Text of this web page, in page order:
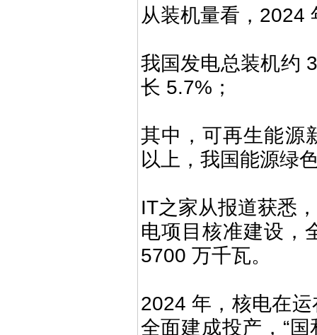
从装机量看，2024
我国发电总装机约
长 5.7%；
其中，可再生能源
以上，我国能源绿
IT之家从报道获悉
电项目核准建设，
5700 万千瓦。
2024 年，核电在
全面建成投产，“